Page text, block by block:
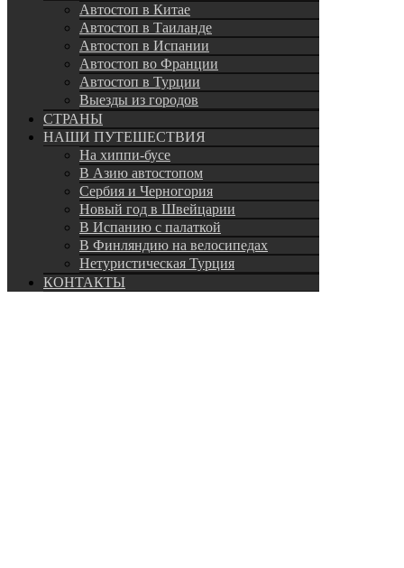
Автостоп в Китае
Автостоп в Таиланде
Автостоп в Испании
Автостоп во Франции
Автостоп в Турции
Выезды из городов
СТРАНЫ
НАШИ ПУТЕШЕСТВИЯ
На хиппи-бусе
В Азию автостопом
Сербия и Черногория
Новый год в Швейцарии
В Испанию с палаткой
В Финляндию на велосипедах
Нетуристическая Турция
КОНТАКТЫ